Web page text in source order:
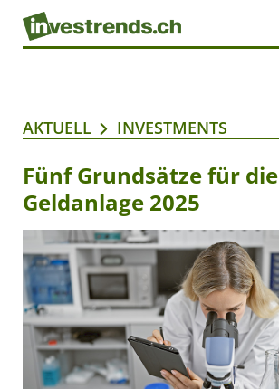
AKTUELL INVESTMENTS
Fünf Grundsätze für die
Geldanlage 2025